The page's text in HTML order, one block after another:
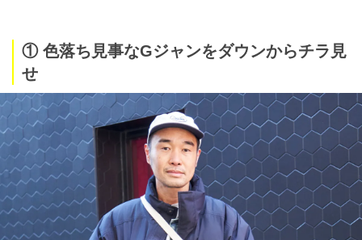
① 色落ち見事なGジャンをダウンからチラ見
せ